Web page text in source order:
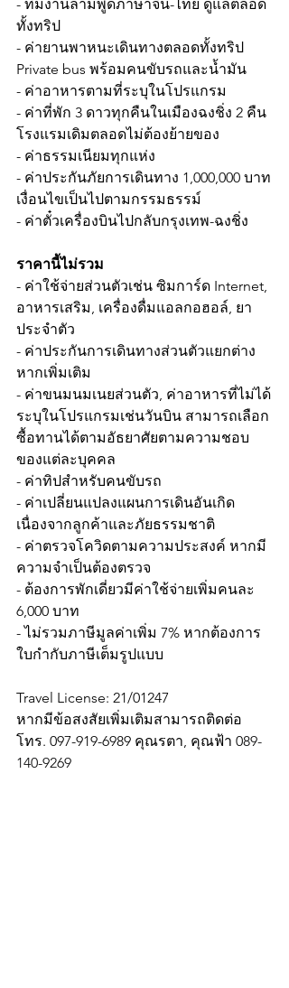
- ทีมงานล่ามพูดภาษาจีน-ไทย ดูแลตลอด
ทั้งทริป
- ค่ายานพาหนะเดินทางตลอดทั้งทริป
Private bus พร้อมคนขับรถและน้ำมัน
- ค่าอาหารตามที่ระบุในโปรแกรม
- ค่าที่พัก 3 ดาวทุกคืนในเมืองฉงชิ่ง 2 คืน
โรงแรมเดิมตลอดไม่ต้องย้ายของ
- ค่าธรรมเนียมทุกแห่ง
- ค่าประกันภัยการเดินทาง 1,000,000 บาท
เงื่อนไขเป็นไปตามกรรมธรรม์
- ค่าตั๋วเครื่องบินไปกลับกรุงเทพ-ฉงชิ่ง
ราคานี้ไม่รวม
- ค่าใช้จ่ายส่วนตัวเช่น ซิมการ์ด Internet,
อาหารเสริม, เครื่องดื่มแอลกอฮอล์, ยา
ประจำตัว
- ค่าประกันการเดินทางส่วนตัวแยกต่าง
หากเพิ่มเติม
- ค่าขนมนมเนยส่วนตัว, ค่าอาหารที่ไม่ได้
ระบุในโปรแกรมเช่นวันบิน สามารถเลือก
ซื้อทานได้ตามอัธยาศัยตามความชอบ
ของแต่ละบุคคล
- ค่าทิปสำหรับคนขับรถ
- ค่าเปลี่ยนแปลงแผนการเดินอันเกิด
เนื่องจากลูกค้าและภัยธรรมชาติ
- ค่าตรวจโควิดตามความประสงค์ หากมี
ความจำเป็นต้องตรวจ
- ต้องการพักเดี่ยวมีค่าใช้จ่ายเพิ่มคนละ
6,000 บาท
- ไม่รวมภาษีมูลค่าเพิ่ม 7% หากต้องการ
ใบกำกับภาษีเต็มรูปแบบ
Travel License: 21/01247
หากมีข้อสงสัยเพิ่มเติมสามารถติดต่อ
โทร. 097-919-6989 คุณรตา, คุณฟ้า 089-
140-9269